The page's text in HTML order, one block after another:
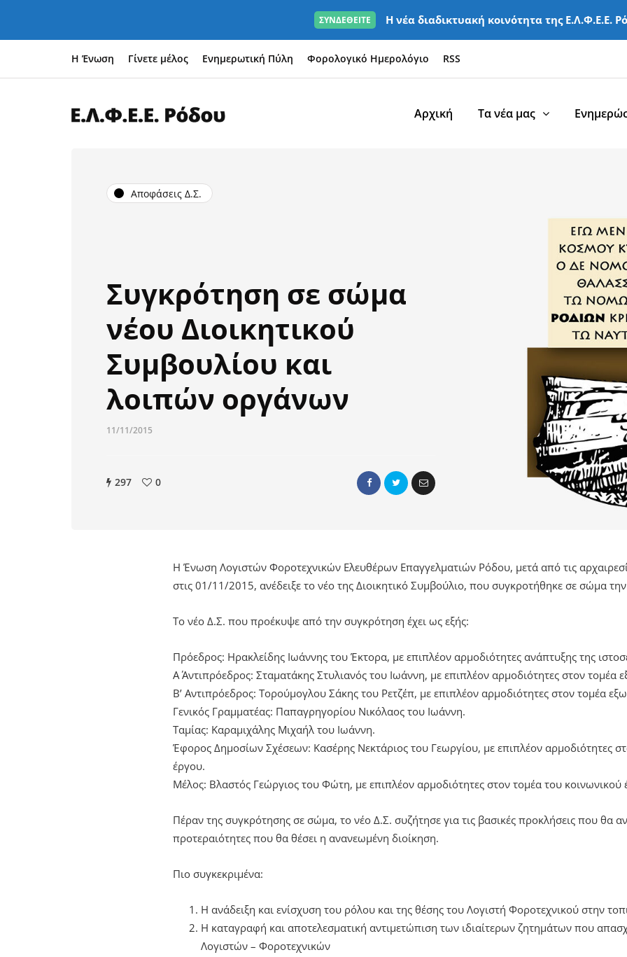
ΣΥΝΔΕΘΕΙΤΕ Η νέα διαδικτυακή κοινότητα της Ε.Λ.Φ.Ε.Ε.
Η Ένωση Γίνετε μέλος Ενημερωτική Πύλη Φορολογικό Ημερολόγιο RSS
Αρχική Τα νέα μας
Αποφάσεις Δ.Σ.
Συγκρότηση σε σώμα
νέου Διοικητικού
Συμβουλίου και
λοιπών οργάνων
11/11/2015
297 0
Η Ένωση Λογιστών Φοροτεχνικών Ελευθέρων Επαγγελματιών Ρόδου, μετά από τις
στις 01/11/2015, ανέδειξε το νέο της Διοικητικό Συμβούλιο, που συγκροτήθηκε σε σώμα
Το νέο Δ.Σ. που προέκυψε από την συγκρότηση έχει ως εξής:
Πρόεδρος: Ηρακλείδης Ιωάννης του Έκτορα, με επιπλέον αρμοδιότητες ανάπτυξης της
Α΄ Αντιπρόεδρος: Σταματάκης Στυλιανός του Ιωάννη, με επιπλέον αρμοδιότητες στον τομέα
Β’ Αντιπρόεδρος: Τορούμογλου Σάκης του Ρετζέπ, με επιπλέον αρμοδιότητες στον τομέα
Γενικός Γραμματέας: Παπαγρηγορίου Νικόλαος του Ιωάννη.
Ταμίας: Καραμιχάλης Μιχαήλ του Ιωάννη.
Έφορος Δημοσίων Σχέσεων: Κασέρης Νεκτάριος του Γεωργίου, με επιπλέον αρμοδιότητες
έργου.
Μέλος: Βλαστός Γεώργιος του Φώτη, με επιπλέον αρμοδιότητες στον τομέα του κοινωνικού
Πέραν της συγκρότησης σε σώμα, το νέο Δ.Σ. συζήτησε για τις βασικές προκλήσεις που θα
προτεραιότητες που θα θέσει η ανανεωμένη διοίκηση.
Πιο συγκεκριμένα:
Η ανάδειξη και ενίσχυση του ρόλου και της θέσης του Λογιστή Φοροτεχνικού στην
Η καταγραφή και αποτελεσματική αντιμετώπιση των ιδιαίτερων ζητημάτων που
Λογιστών – Φοροτεχνικών